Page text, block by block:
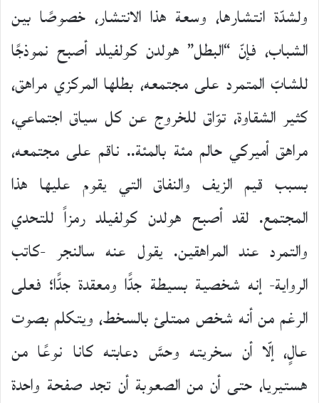
ولشدّة انتشارها، وسعة هذا الانتشار، خصوصًا بين
الشباب، فإنّ “البطل” هولدن كولفيلد أصبح نموذجًا
للشابّ المتمرد على مجتمعه، بطلها المركزي مراهق،
كثير الشقاوة، توّاق للخروج عن كل سياق اجتماعي،
مراهق أميركي حالم مئة بالمئة.. ناقم على مجتمعه،
بسبب قيم الزيف والنفاق التي يقوم عليها هذا
المجتمع. لقد أصبح هولدن كولفيلد رمزاً للتحدي
والتمرد عند المراهقين. يقول عنه سالنجر -كاتب
الرواية- إنه شخصية بسيطة جدًّا ومعقدة جدًّا؛ فعلى
الرغم من أنه شخص ممتلئ بالسخط، ويتكلم بصوت
عالٍ، إلّا أن سخريته وحسَّ دعابته كانا نوعًا من
هستيريا، حتى أن من الصعوبة أن تجد صفحة واحدة